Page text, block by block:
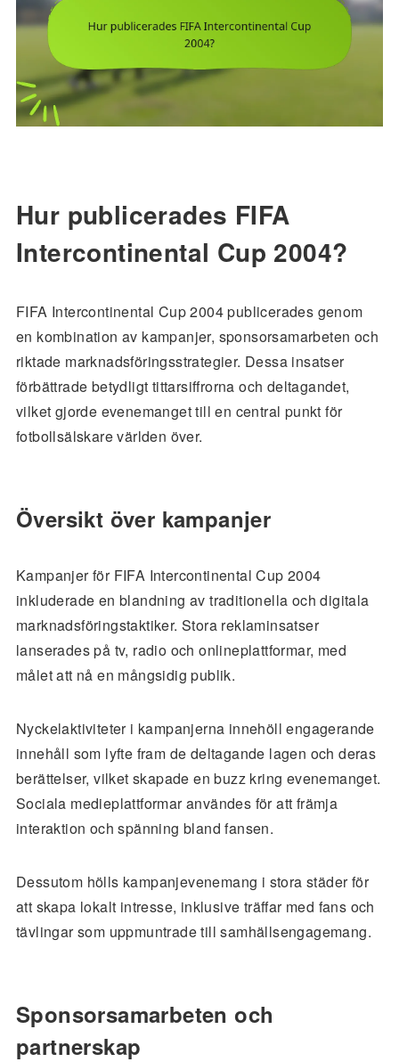
Hur publicerades FIFA
Intercontinental Cup 2004?
FIFA Intercontinental Cup 2004 publicerades genom
en kombination av kampanjer, sponsorsamarbeten och
riktade marknadsföringsstrategier. Dessa insatser
förbättrade betydligt tittarsiffrorna och deltagandet,
vilket gjorde evenemanget till en central punkt för
fotbollsälskare världen över.
Översikt över kampanjer
Kampanjer för FIFA Intercontinental Cup 2004
inkluderade en blandning av traditionella och digitala
marknadsföringstaktiker. Stora reklaminsatser
lanserades på tv, radio och onlineplattformar, med
målet att nå en mångsidig publik.
Nyckelaktiviteter i kampanjerna innehöll engagerande
innehåll som lyfte fram de deltagande lagen och deras
berättelser, vilket skapade en buzz kring evenemanget.
Sociala medieplattformar användes för att främja
interaktion och spänning bland fansen.
Dessutom hölls kampanjevenemang i stora städer för
att skapa lokalt intresse, inklusive träffar med fans och
tävlingar som uppmuntrade till samhällsengagemang.
Sponsorsamarbeten och
partnerskap